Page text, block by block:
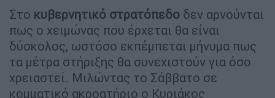
Στο κυβερνητικό στρατόπεδο δεν αρνούνται
πως ο χειμώνας που έρχεται θα είναι
δύσκολος, ωστόσο εκπέμπεται μήνυμα πως
τα μέτρα στήριξης θα συνεχιστούν για όσο
χρειαστεί. Μιλώντας το Σάββατο σε
κομματικό ακροατήριο ο Κυριάκος